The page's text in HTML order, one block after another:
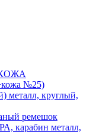
№25)
металл, круглый,
ремешок
металл,